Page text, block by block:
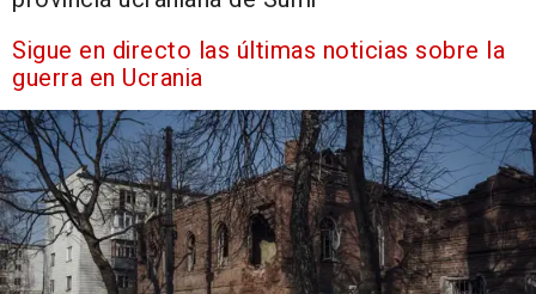
Sigue en directo las últimas noticias sobre la
guerra en Ucrania